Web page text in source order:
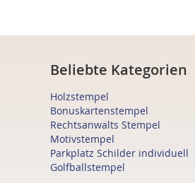
Beliebte Kategorien
Holzstempel
Bonuskartenstempel
Rechtsanwalts Stempel
Motivstempel
Parkplatz Schilder individuell
Golfballstempel